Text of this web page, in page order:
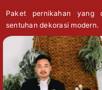
Paket pernikahan yang
sentuhan dekorasi modern.